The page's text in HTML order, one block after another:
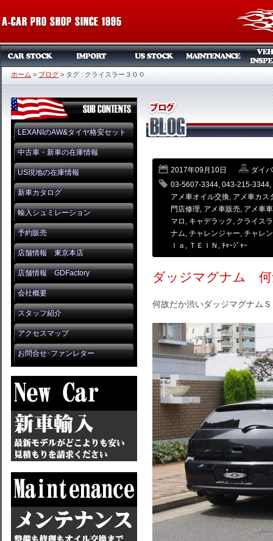
ホーム > ブログ > タグ : クライスラー３００
LEXANIのAW&タイヤ格安セット
中古車・新車の在庫情報
US現地の在庫情報
新車カタログ
輸入シュミレーション
予約販売
店舗情報 東京本店
店舗情報 GDFactory
会社概要
スタッフ紹介
アクセスマップ
お問合せ･ファンレター
2017年09月10日
ダイ
03-5607-3344, 043-215-3344,
アメ車オイル交換, アメ車カス
門店修理, アメ車販売, アメ車
マロ , キャデラック , クライス
ナム, チャレンジャー, チャレ
ｌａ , ＴＥＩＮ , ﾁｬｰｼﾞｬｰ
ダッジマグナム 何
何故だか渋いダッジマグナム